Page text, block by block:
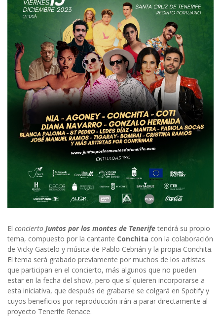
El concierto Juntos por los montes de Tenerifetendrá su propio
tema, compuesto por la cantante Conchita con la colaboración
de Vicky Gastelo y música de Pablo Cebrián y la propia Conchita.
El tema será grabado previamente por muchos de los artistas
que participan en el concierto, más algunos que no pueden
estar en la fecha del show, pero que sí quieren incorporarse a
esta iniciativa, que después de grabarse se colgará en Spotify y
cuyos beneficios por reproducción irán a parar directamente al
proyecto Tenerife Renace.